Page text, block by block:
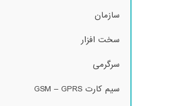
سازمان
سخت افزار
سرگرمی
سیم کارت GSM – GPRS